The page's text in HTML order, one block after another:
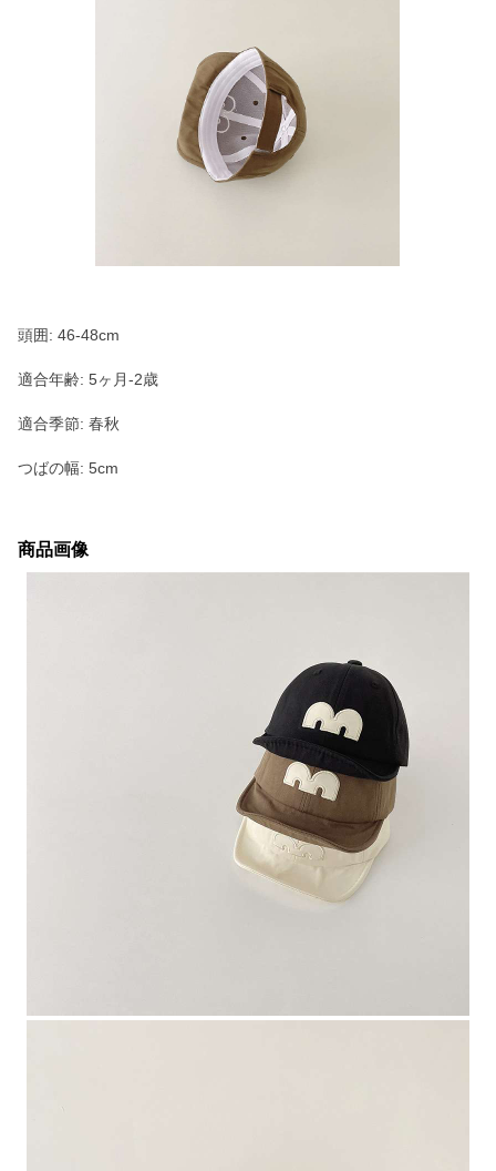
頭囲: 46-48cm
適合年齢: 5ヶ月-2歳
適合季節: 春秋
つばの幅: 5cm
商品画像